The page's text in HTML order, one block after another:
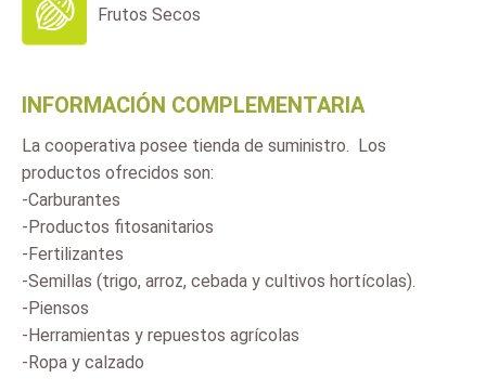
Frutos Secos
INFORMACIÓN COMPLEMENTARIA
La cooperativa posee tienda de suministro. Los
productos ofrecidos son:
-Carburantes
-Productos fitosanitarios
-Fertilizantes
-Semillas (trigo, arroz, cebada y cultivos hortícolas).
-Piensos
-Herramientas y repuestos agrícolas
-Ropa y calzado